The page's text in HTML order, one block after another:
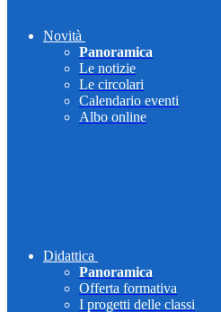
Novità
Panoramica
Le notizie
Le circolari
Calendario eventi
Albo online
Didattica
Panoramica
Offerta formativa
I progetti delle classi